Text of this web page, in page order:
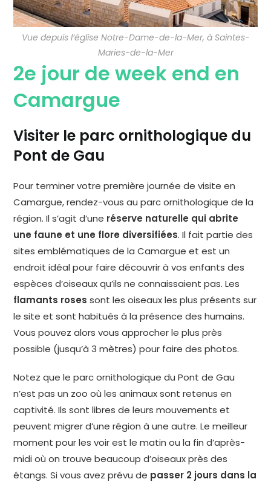
Vue depuis l’église Notre-Dame-de-la-Mer, à Saintes-
Maries-de-la-Mer
2e jour de week end en
Camargue
Visiter le parc ornithologique du
Pont de Gau
Pour terminer votre première journée de visite en
Camargue, rendez-vous au parc ornithologique de la
région. Il s’agit d’une réserve naturelle qui abrite
une faune et une flore diversifiées. Il fait partie des
sites emblématiques de la Camargue et est un
endroit idéal pour faire découvrir à vos enfants des
espèces d’oiseaux qu’ils ne connaissaient pas. Les
flamants roses sont les oiseaux les plus présents sur
le site et sont habitués à la présence des humains.
Vous pouvez alors vous approcher le plus près
possible (jusqu’à 3 mètres) pour faire des photos.
Notez que le parc ornithologique du Pont de Gau
n’est pas un zoo où les animaux sont retenus en
captivité. Ils sont libres de leurs mouvements et
peuvent migrer d’une région à une autre. Le meilleur
moment pour les voir est le matin ou la fin d’après-
midi où on trouve beaucoup d’oiseaux près des
étangs. Si vous avez prévu de passer 2 jours dans la